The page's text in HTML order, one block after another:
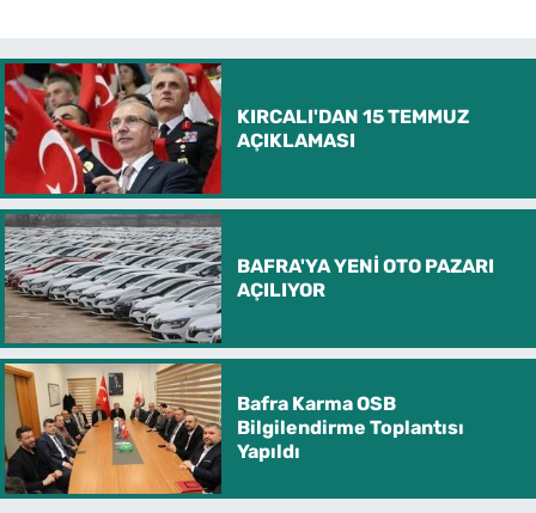
KIRCALI'DAN 15 TEMMUZ
AÇIKLAMASI
BAFRA'YA YENİ OTO PAZARI
AÇILIYOR
Bafra Karma OSB
Bilgilendirme Toplantısı
Yapıldı